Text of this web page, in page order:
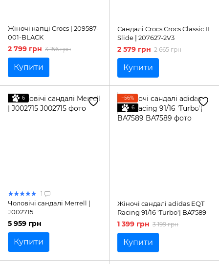
Жіночі капці Crocs | 209587-
001-BLACK
2 799 грн 3 156 грн
Купити
Сандалі Crocs Crocs Classic II
Slide | 207627-2V3
2 579 грн 2 665 грн
Купити
6
1
Чоловічі сандалі Merrell |
J002715
5 959 грн
Купити
−56%
6
Жіночі сандалі adidas EQT
Racing 91/16 'Turbo'| BA7589
1 399 грн 3 199 грн
Купити